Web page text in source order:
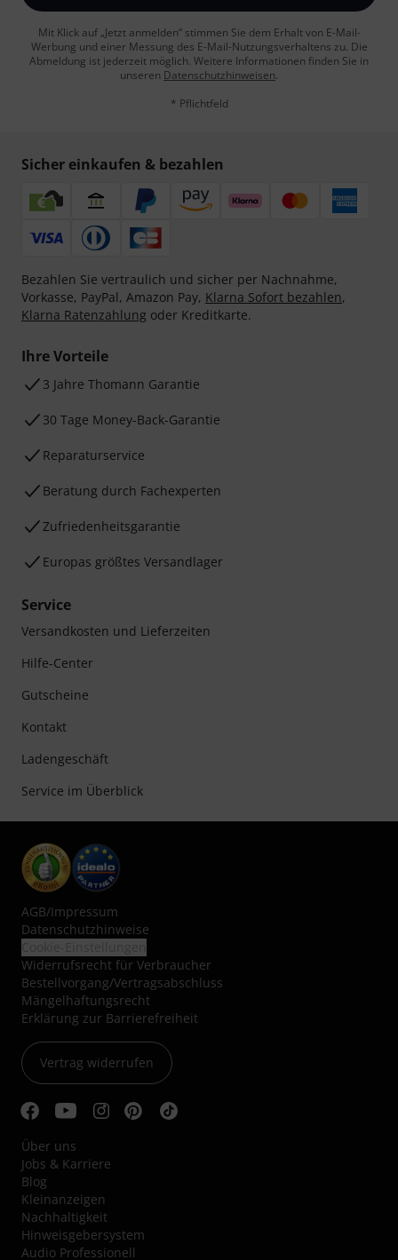
Mit Klick auf „Jetzt anmelden“ stimmen Sie dem Erhalt von E-Mail-
Werbung und einer Messung des E-Mail-Nutzungsverhaltens zu. Die
Abmeldung ist jederzeit möglich. Weitere Informationen finden Sie in
unseren Datenschutzhinweisen.
* Pflichtfeld
Sicher einkaufen & bezahlen
Bezahlen Sie vertraulich und sicher per Nachnahme,
Vorkasse, PayPal, Amazon Pay, Klarna Sofort bezahlen,
Klarna Ratenzahlung oder Kreditkarte.
Ihre Vorteile
3 Jahre Thomann Garantie
30 Tage Money-Back-Garantie
Reparaturservice
Beratung durch Fachexperten
Zufriedenheitsgarantie
Europas größtes Versandlager
Service
Versandkosten und Lieferzeiten
Hilfe-Center
Gutscheine
Kontakt
Ladengeschäft
Service im Überblick
AGB/Impressum
Datenschutzhinweise
Widerrufsrecht für Verbraucher
Bestellvorgang/Vertragsabschluss
Mängelhaftungsrecht
Erklärung zur Barrierefreiheit
Vertrag widerrufen
Über uns
Jobs & Karriere
Blog
Kleinanzeigen
Nachhaltigkeit
Hinweisgebersystem
Audio Professionell